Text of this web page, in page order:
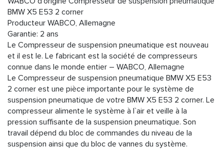
BMW X5 E53 2 corner
Producteur WABCO, Allemagne
Garantie: 2 ans
Le Compresseur de suspension pneumatique est nouveau
et il est le. Le fabricant est la société de compresseurs
connue dans le monde entier – WABCO, Allemagne
Le Compresseur de suspension pneumatique BMW X5 E53
2 corner est une pièce importante pour le système de
suspension pneumatique de votre BMW X5 E53 2 corner. Le
compresseur alimente le système à l`air et veille à la
pression suffisante de la suspension pneumatique. Son
travail dépend du bloc de commandes du niveau de la
suspension ainsi que du bloc de vannes du système.